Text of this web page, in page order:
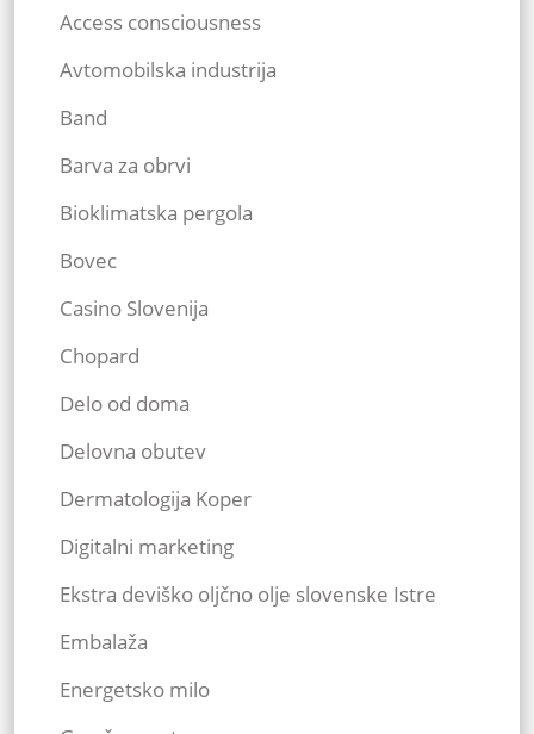
Access consciousness
Avtomobilska industrija
Band
Barva za obrvi
Bioklimatska pergola
Bovec
Casino Slovenija
Chopard
Delo od doma
Delovna obutev
Dermatologija Koper
Digitalni marketing
Ekstra deviško oljčno olje slovenske Istre
Embalaža
Energetsko milo